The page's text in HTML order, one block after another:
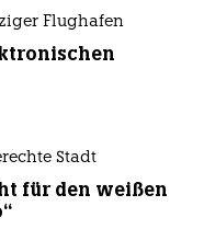
Flughafen
Stadt
für den weißen